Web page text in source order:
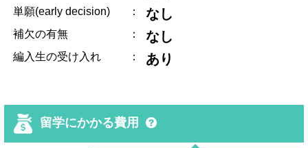
単願(early decision) ： なし
補欠の有無 ： なし
編入生の受け入れ ： あり
留学にかかる費用